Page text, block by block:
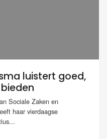
luistert goed,
Sociale Zaken en
haar vierdaagse